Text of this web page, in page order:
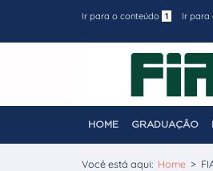
Ir para o conteúdo 1 Ir para
HOME GRADUAÇÃO
Você está aqui: Home >